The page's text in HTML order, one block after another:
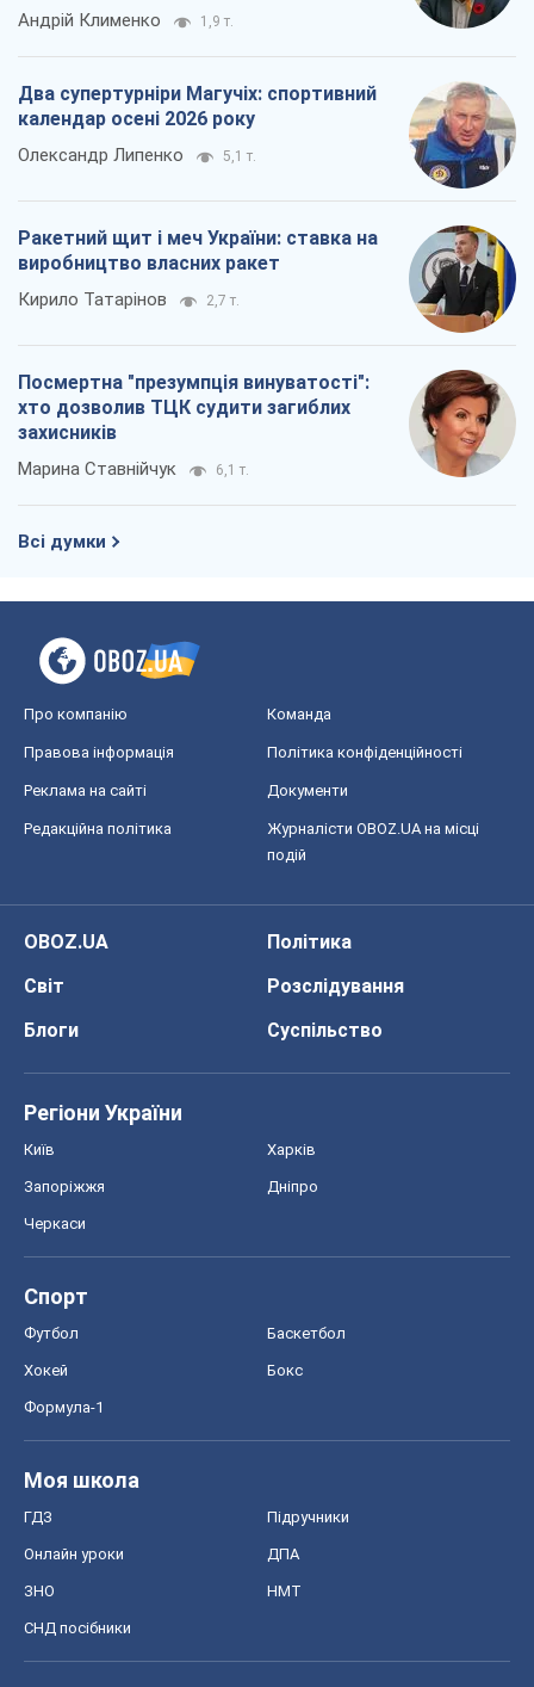
Андрій Клименко 1,9 т.
Два супертурніри Магучіх: спортивний
календар осені 2026 року
Олександр Липенко 5,1 т.
Ракетний щит і меч України: ставка на
виробництво власних ракет
Кирило Татарінов 2,7 т.
Посмертна "презумпція винуватості":
хто дозволив ТЦК судити загиблих
захисників
Марина Ставнійчук 6,1 т.
Всі думки
Про компанію Команда
Правова інформація Політика конфіденційності
Реклама на сайті Документи
Редакційна політика
Журналісти OBOZ.UA на місці
подій
OBOZ.UA
Політика
Світ
Розслідування
Блоги
Суспільство
Регіони України
Київ Харків
Запоріжжя Дніпро
Черкаси
Спорт
Футбол Баскетбол
Хокей Бокс
Формула-1
Моя школа
ГДЗ Підручники
Онлайн уроки ДПА
ЗНО НМТ
СНД посібники